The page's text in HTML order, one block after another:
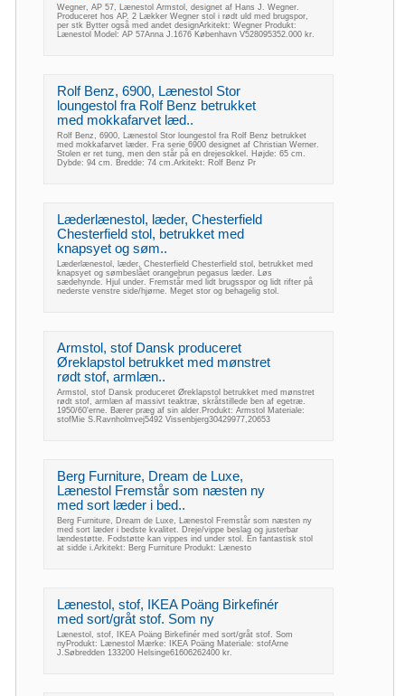
Wegner, AP 57, Lænestol Armstol, designet af Hans J. Wegner.
Produceret hos AP. 2 Lækker Wegner stol i rødt uld med brugspor,
per stk Bytter også med andet designArkitekt: Wegner Produkt:
Lænestol Model: AP 57Anna J.1676 København V528095352.000 kr.
Rolf Benz, 6900, Lænestol Stor
loungestol fra Rolf Benz betrukket
med mokkafarvet læd..
Rolf Benz, 6900, Lænestol Stor loungestol fra Rolf Benz betrukket
med mokkafarvet læder. Fra serie 6900 designet af Christian Werner.
Stolen er ret tung, men den står på en drejesokkel. Højde: 65 cm.
Dybde: 94 cm. Bredde: 74 cm.Arkitekt: Rolf Benz Pr
Læderlænestol, læder, Chesterfield
Chesterfield stol, betrukket med
knapsyet og søm..
Læderlænestol, læder, Chesterfield Chesterfield stol, betrukket med
knapsyet og sømbeslået orangebrun pegasus læder. Løs
sædehynde. Hjul under. Fremstår med lidt brugsspor og lidt rifter på
nederste venstre side/hjørne. Meget stor og behagelig stol.
Armstol, stof Dansk produceret
Øreklapstol betrukket med mønstret
rødt stof, armlæn..
Armstol, stof Dansk produceret Øreklapstol betrukket med mønstret
rødt stof, armlæn af massivt teaktræ, skråtstillede ben af egetræ.
1950/60'erne. Bærer præg af sin alder.Produkt: Armstol Materiale:
stofMie S.Ravnholmvej5492 Vissenbjerg30429977,20653
Berg Furniture, Dream de Luxe,
Lænestol Fremstår som næsten ny
med sort læder i bed..
Berg Furniture, Dream de Luxe, Lænestol Fremstår som næsten ny
med sort læder i bedste kvalitet. Dreje/vippe beslag og justerbar
lændestøtte. Fodstøtte kan vippes ind under stol. En fantastisk stol
at sidde i.Arkitekt: Berg Furniture Produkt: Lænesto
Lænestol, stof, IKEA Poäng Birkefinér
med sort/gråt stof. Som ny
Lænestol, stof, IKEA Poäng Birkefinér med sort/gråt stof. Som
nyProdukt: Lænestol Mærke: IKEA Poäng Materiale: stofArne
J.Søbredden 133200 Helsinge61606262400 kr.